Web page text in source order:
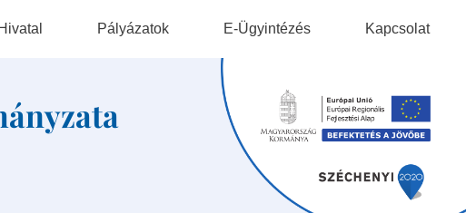
Hivatal Pályázatok E-Ügyintézés Kapcsolat